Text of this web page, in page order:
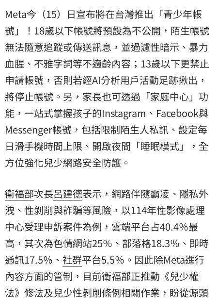
Meta今（15）日宣布將在台灣推出「青少年帳
號」！18歲以下帳號將預設為不公開，陌生帳號
無法隨意追蹤或傳送訊息，並過濾性暗示、暴力
血腥、不雅字詞等不適齡內容；13歲以下更禁止
申請帳號，否則若經AI分析用戶活動足跡揪出，
將停止帳號。另，家長也可透過「家庭中心」功
能，一站式掌握孩子的Instagram、Facebook與
Messenger帳號，包括限制陌生人私訊、設定每
日滑手機時間上限、開啟夜間「睡眠模式」，全
方位強化兒少網路安全防護。
衛福部次長呂建德表示，網路伴隨霸凌、隱私外
洩、性剝削與詐騙等風險，以114年性影像處理
中心受理申訴案件為例，雲端平台占40.4％最
高，其次為色情網站25％、部落格18.3％、即時
通訊17.5％、 社群平台5.5％。因此除Meta進行
內容方面的管制，目前衛福部正推動《兒少權
法》修法及兒少性剝削條例相關作業，盼從源頭